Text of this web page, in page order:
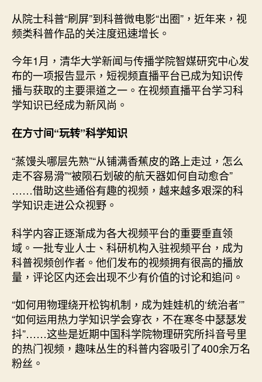
过
科
普
视
频
识
成
功
“出
包
養
網
圈”
_
国
网〉
中
从院士科普“刷屏”到科普微电影“出圈”，近年来，视
频类科普作品的关注度迅速增长。
今年1月，清华大学新闻与传播学院智媒研究中心发
布的一项报告显示，短视频直播平台已成为知识传
播与获取的主要渠道之一。在视频直播平台学习科
学知识已经成为新风尚。
在方寸间“玩转”科学知识
“蒸馒头哪层先熟”“从铺满香蕉皮的路上走过，怎么
走不容易滑”“被陨石划破的航天器如何自动愈合”
……借助这些通俗有趣的视频，越来越多艰深的科
学知识走进公众视野。
科学内容正逐渐成为各大视频平台的重要垂直领
域。一批专业人士、科研机构入驻视频平台，成为
科普视频创作者。他们发布的视频拥有很高的播放
量，评论区内还会出现不少有价值的讨论和追问。
“如何用物理绕开松钩机制，成为娃娃机的‘统治者’”
“如何运用热力学知识学会穿衣，不在寒冬中瑟瑟发
抖”……这些是近期中国科学院物理研究所抖音号里
的热门视频，趣味丛生的科普内容吸引了400余万名
粉丝。